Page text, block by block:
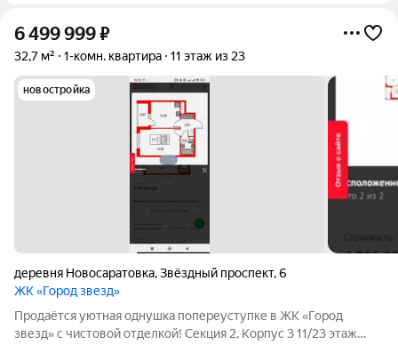
6 499 999₽
32,7 м² 1-комн. квартира 11 этаж из 23
новостройка
деревня Новосаратовка,Звёздный проспект,6
ЖК «Город звезд»
Продаётся уютная однушка попереуступке в ЖК «Город
звезд» с чистовой отделкой! Секция 2, Корпус 3 11/23 этаж